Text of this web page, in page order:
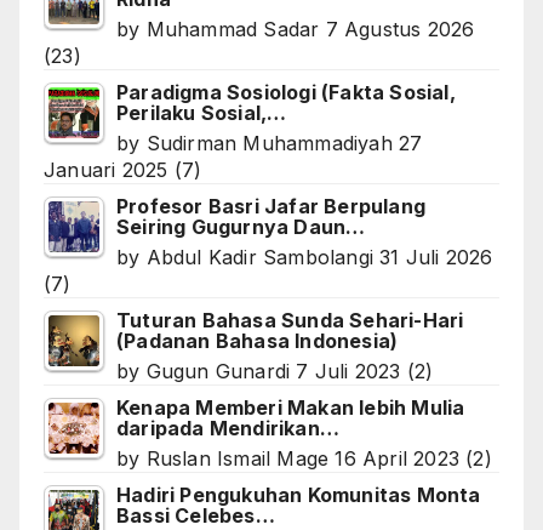
by Muhammad Sadar 7 Agustus 2026
(23)
Paradigma Sosiologi (Fakta Sosial,
Perilaku Sosial,…
by Sudirman Muhammadiyah 27
Januari 2025 (7)
Profesor Basri Jafar Berpulang
Seiring Gugurnya Daun…
by Abdul Kadir Sambolangi 31 Juli 2026
(7)
Tuturan Bahasa Sunda Sehari-Hari
(Padanan Bahasa Indonesia)
by Gugun Gunardi 7 Juli 2023 (2)
Kenapa Memberi Makan lebih Mulia
daripada Mendirikan…
by Ruslan Ismail Mage 16 April 2023 (2)
Hadiri Pengukuhan Komunitas Monta
Bassi Celebes…